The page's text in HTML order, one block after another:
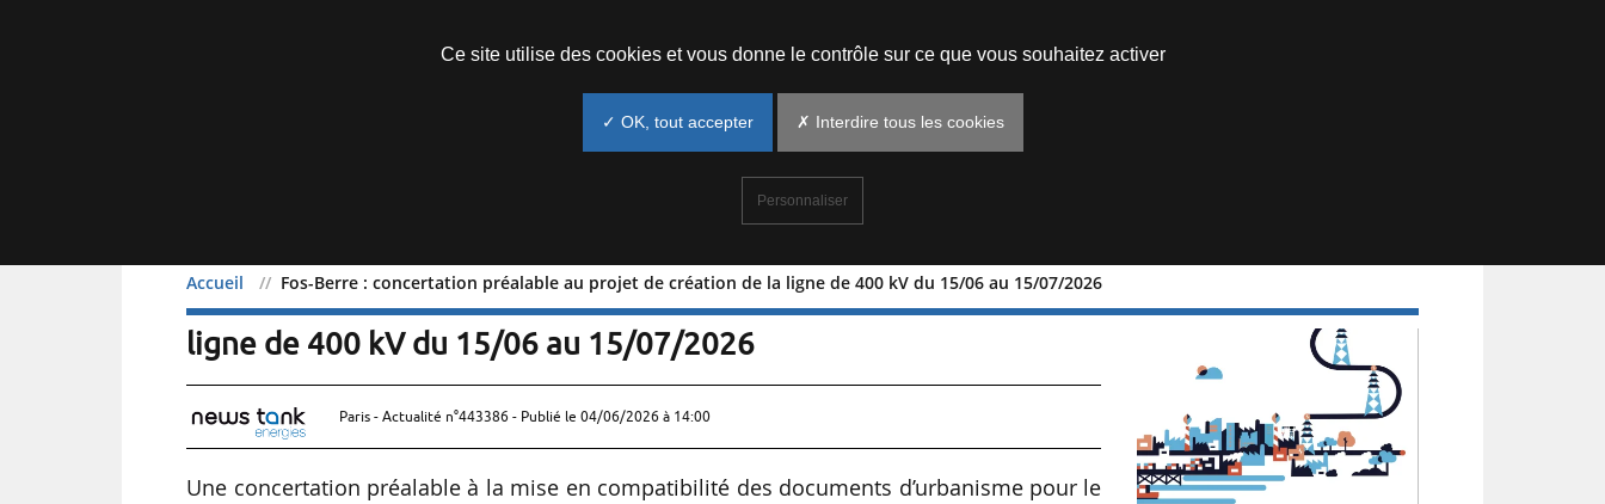
Accueil Fos-Berre : concertation préalable au projet de création de la ligne de 400 kV du 15/06 au 15/07/2026
Fos-Berre : concertation préalable au projet de création de la
ligne de 400 kV du 15/06 au 15/07/2026
Paris - Actualité n°443386 - Publié le 04/06/2026 à 14:00
Une concertation préalable à la mise en compatibilité des documents d’urbanisme pour le
Ce site utilise des cookies et vous donne le contrôle sur ce que vous souhaitez activer
✓ OK, tout accepter ✗ Interdire tous les cookies
Personnaliser